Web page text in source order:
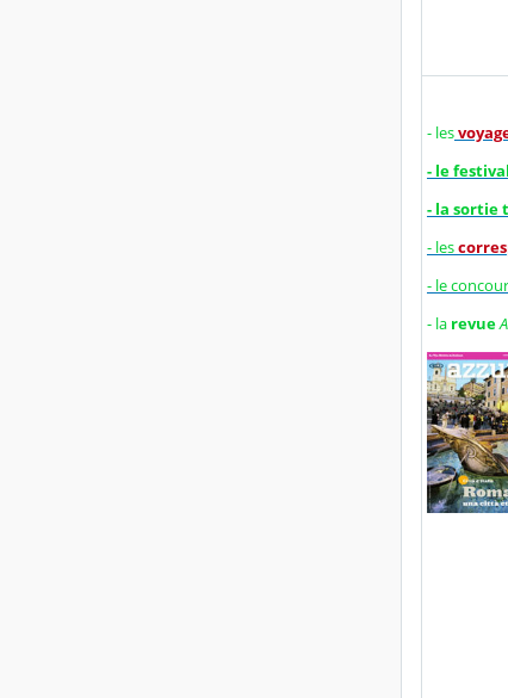
- les
- le
- la sortie
- les
- le
- la revue